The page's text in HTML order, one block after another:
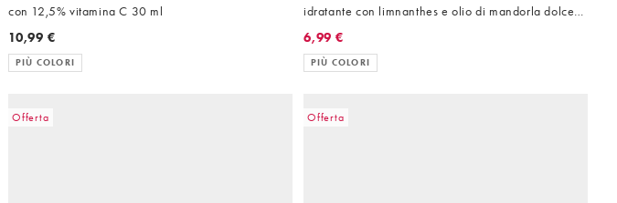
con 12,5% vitamina C 30 ml
10,99 €
PIÙ COLORI
idratante con limnanthes e olio di mandorla dolce
200 ml
6,99 €
PIÙ COLORI
Offerta Offerta